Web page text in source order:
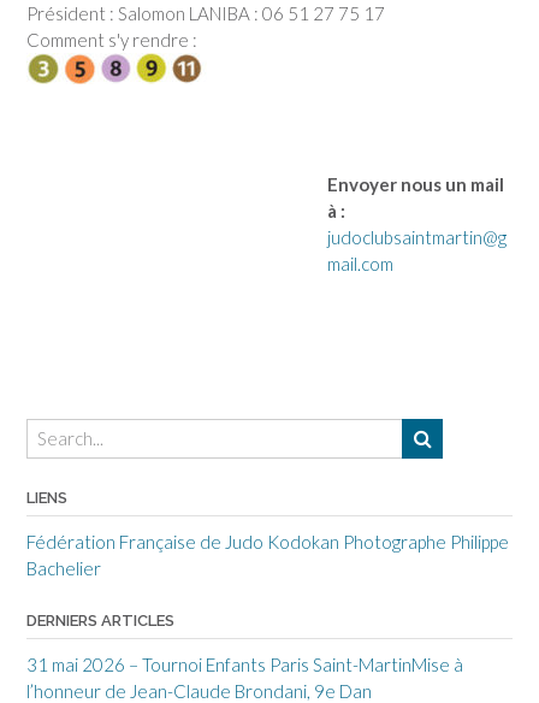
Président : Salomon LANIBA : 06 51 27 75 17
Comment s'y rendre :
Envoyer nous un mail
à :
judoclubsaintmartin@g
mail.com
LIENS
Fédération Française de Judo Kodokan Photographe Philippe
Bachelier
DERNIERS ARTICLES
31 mai 2026 – Tournoi Enfants Paris Saint-MartinMise à
l’honneur de Jean-Claude Brondani, 9e Dan